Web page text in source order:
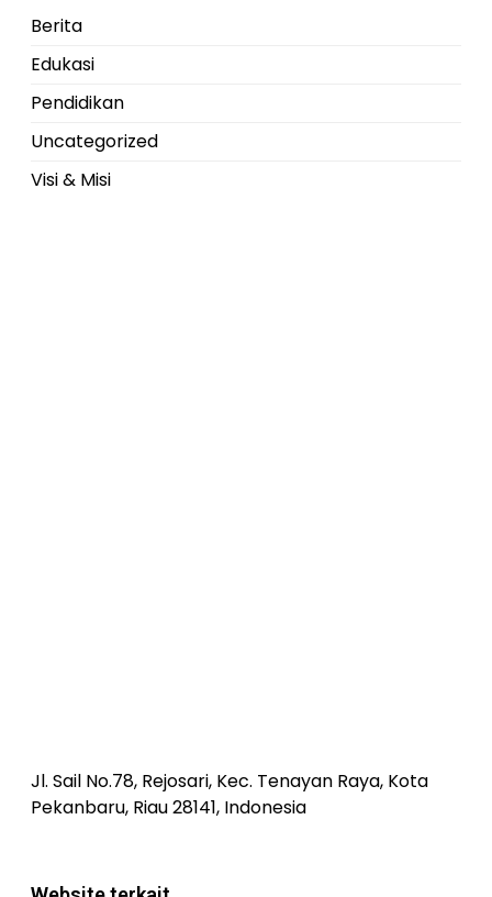
Berita
Edukasi
Pendidikan
Uncategorized
Visi & Misi
Jl. Sail No.78, Rejosari, Kec. Tenayan Raya, Kota
Pekanbaru, Riau 28141, Indonesia